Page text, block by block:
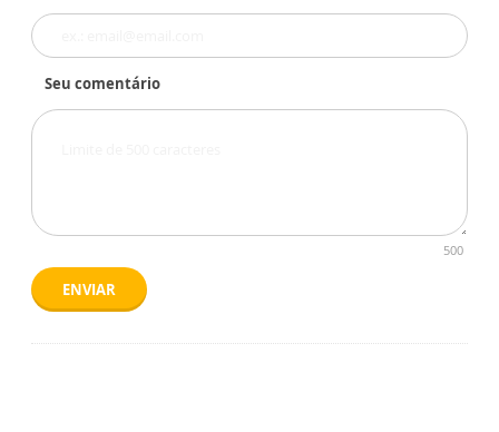
Seu comentário
500
ENVIAR